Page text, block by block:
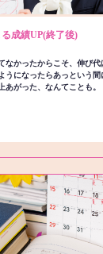
成績UP(終了後)
なかったからこそ、伸び代
うになったらあっという間
あがった、なんてことも。